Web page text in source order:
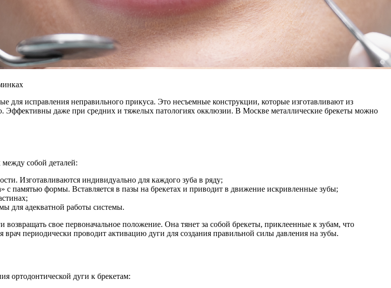
для исправления неправильного прикуса. Это несъемные конструкции, которые изготавливают из
даже при средних и тяжелых патологиях окклюзии. В Москве металлические брекеты можно
собой деталей:
Изготавливаются индивидуально для каждого зуба в ряду;
с памятью формы. Вставляется в пазы на брекетах и приводит в движение искривленные зубы;
для адекватной работы системы.
свое первоначальное положение. Она тянет за собой брекеты, приклеенные к зубам, что
периодически проводит активацию дуги для создания правильной силы давления на зубы.
ортодонтической дуги к брекетам: